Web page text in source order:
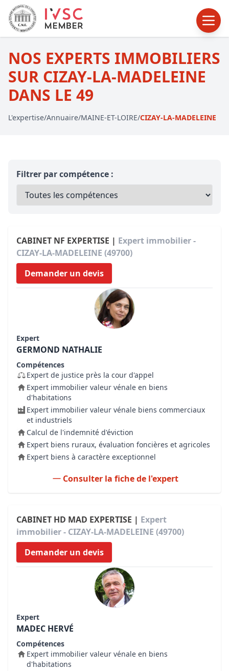
NOS EXPERTS IMMOBILIERS
SUR CIZAY-LA-MADELEINE
DANS LE 49
L'expertise/Annuaire/MAINE-ET-LOIRE/CIZAY-LA-MADELEINE
Filtrer par compétence :
CABINET NF EXPERTISE | Expert immobilier -
CIZAY-LA-MADELEINE (49700)
Demander un devis
Expert
GERMOND NATHALIE
Compétences
Expert de justice près la cour d'appel
Expert immobilier valeur vénale en biens
d'habitations
Expert immobilier valeur vénale biens commerciaux
et industriels
Calcul de l'indemnité d'éviction
Expert biens ruraux, évaluation foncières et agricoles
Expert biens à caractère exceptionnel
Consulter la fiche de l'expert
CABINET HD MAD EXPERTISE | Expert
immobilier - CIZAY-LA-MADELEINE (49700)
Demander un devis
Expert
MADEC HERVÉ
Compétences
Expert immobilier valeur vénale en biens
d'habitations